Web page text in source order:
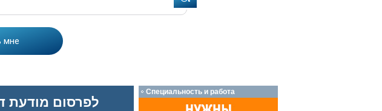
לפרסום מודעת
Специальность и работа